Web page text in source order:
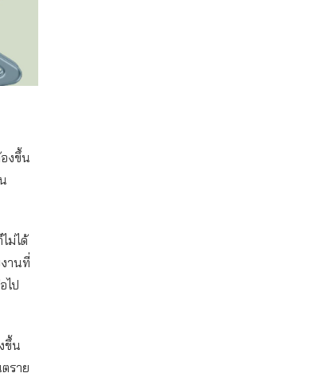
งขึ้น
ม่ได้
านที่
ไป
ขึ้น
ราย